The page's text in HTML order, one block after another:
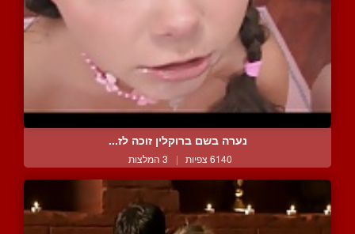
נערה בשם ברוקלין זוכה לז...
6140 צפיות | 3 המלצות